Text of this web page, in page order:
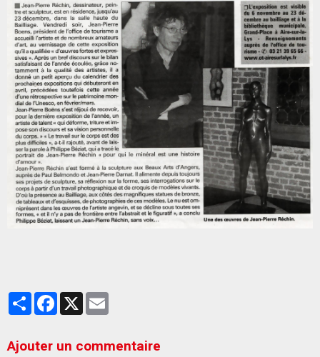
PartagerFacebook
X
Ajouter un commentaire